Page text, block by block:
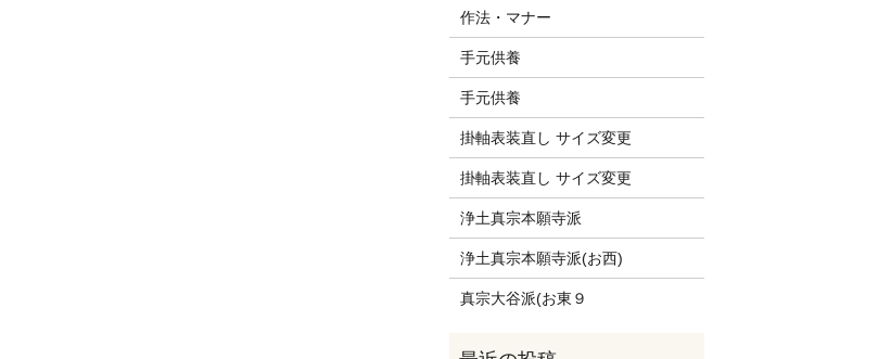
作法・マナー
手元供養
手元供養
掛軸表装直し サイズ変更
掛軸表装直し サイズ変更
浄土真宗本願寺派
浄土真宗本願寺派(お西)
真宗大谷派(お東９